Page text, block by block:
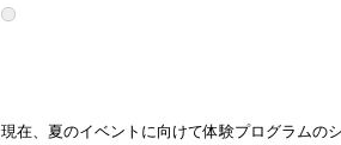
現在、夏のイベントに向けて体験プログラムの